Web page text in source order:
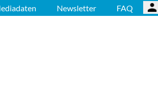
Newsletter FAQ